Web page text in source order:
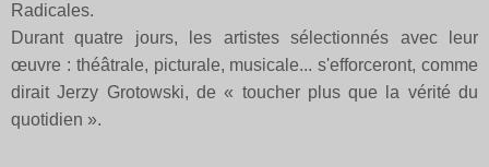
Radicales.
Durant quatre jours, les artistes sélectionnés avec leur
œuvre : théâtrale, picturale, musicale... s'efforceront, comme
dirait Jerzy Grotowski, de « toucher plus que la vérité du
quotidien ».